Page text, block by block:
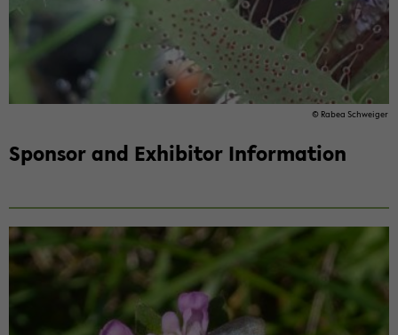
© Rabea Schweiger
Spon­sor and Ex­hibitor In­for­ma­tion